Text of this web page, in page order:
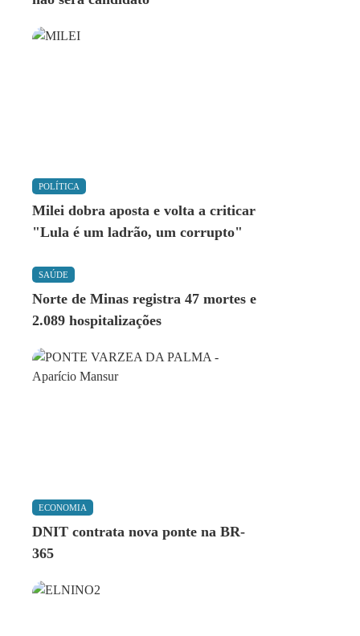
POLÍTICA
Milei dobra aposta e volta a criticar
"Lula é um ladrão, um corrupto"
SAÚDE
Norte de Minas registra 47 mortes e
2.089 hospitalizações
ECONOMIA
DNIT contrata nova ponte na BR-
365